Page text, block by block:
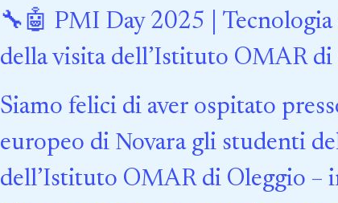
🔧🤖 PMI Day 2025 |
della visita dell’Istituto OMAR di
Siamo felici di aver ospitato
europeo di Novara gli studenti
dell’Istituto OMAR di Oleggio –